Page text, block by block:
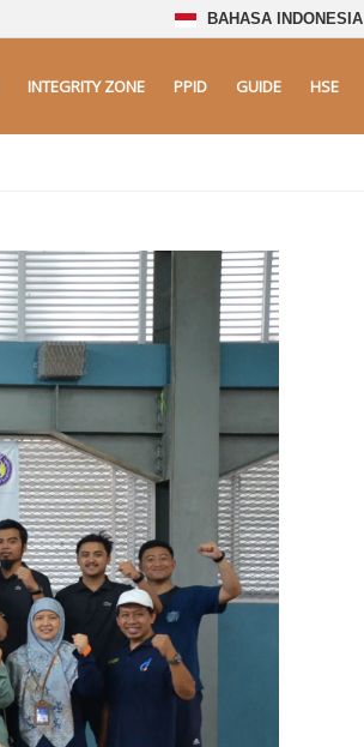
BAHASA INDONESIA
INTEGRITY ZONE PPID GUIDE HSE